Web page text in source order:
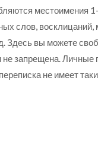
местоимения
слов,
Здесь вы можете
запрещена. Личные
не имеет